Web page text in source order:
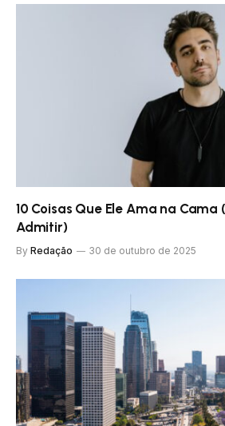
10 Coisas Que Ele Ama na Cama
Admitir)
By Redação 30 de outubro de 2025